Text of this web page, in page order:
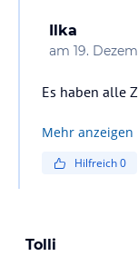
Ilka
am 19.
Es haben alle
Mehr anzeigen
Hilfreich0
Tolli